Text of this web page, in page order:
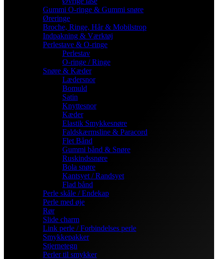
Gummi O-ringe & Gummi snøre
Øreringe
Broche, Ringe, Hår & Mobilstrop
Indpakning & Værktøj
Perlestave & O-ringe
Perlestav
O-ringe / Ringe
Snøre & Kæder
Lædersnor
Bomuld
Satin
Knyttesnor
Kæder
Elastik Smykkesnøre
Faldskærmsline & Paracord
Flet Bånd
Gummi bånd & Snøre
Ruskindssnøre
Bola snøre
Kantsyet / Randsyet
Flad bånd
Perle skåle / Endekap
Perle med øje
Rør
Slide charm
Link perle / Forbindelses perle
Smykkepakker
Stjernetegn
Perler til smykker